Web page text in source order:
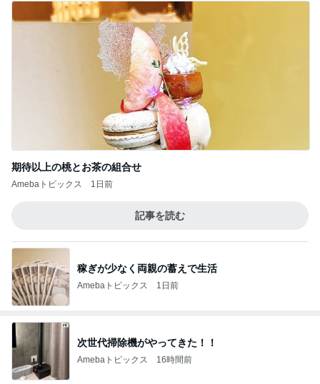
期待以上の桃とお茶の組合せ
Amebaトピックス 1日前
記事を読む
稼ぎが少なく両親の蓄えで生活
Amebaトピックス 1日前
次世代掃除機がやってきた！！
Amebaトピックス 16時間前